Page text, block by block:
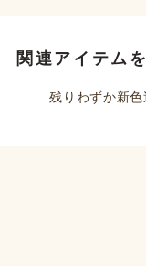
関連アイテム
残りわずか新色